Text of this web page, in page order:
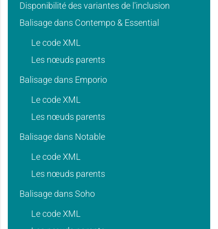
t
i
e
d
'
t
n
t
i
e
Disponibilité des variantes de l'inclusion
Balisage dans Contempo & Essential
Le code XML
Les nœuds parents
Balisage dans Emporio
Le code XML
Les nœuds parents
Balisage dans Notable
Le code XML
Les nœuds parents
Balisage dans Soho
Le code XML